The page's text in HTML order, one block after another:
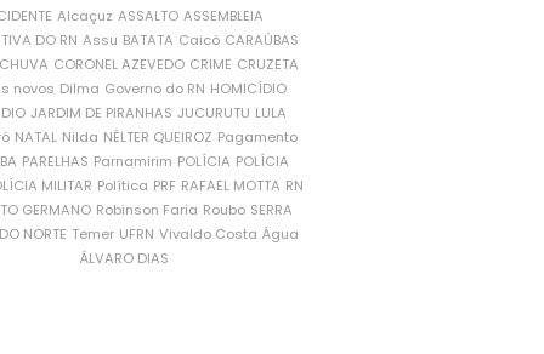
Alcaçuz ASSALTO ASSEMBLEIA
DO RN Assu BATATA Caicó CARAÚBAS
CORONEL AZEVEDO CRIME CRUZETA
novos Dilma Governo do RN HOMICÍDIO
JARDIM DE PIRANHAS JUCURUTU LULA
NATAL Nilda NÉLTER QUEIROZ Pagamento
PARELHAS Parnamirim POLÍCIA POLÍCIA
MILITAR Política PRF RAFAEL MOTTA RN
GERMANO Robinson Faria Roubo SERRA
NORTE Temer UFRN Vivaldo Costa Água
ÁLVARO DIAS